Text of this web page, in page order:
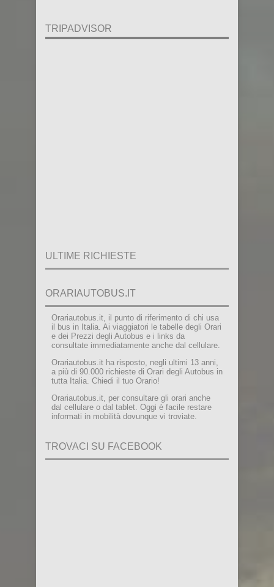
TRIPADVISOR
ULTIME RICHIESTE
ORARIAUTOBUS.IT
Orariautobus.it, il punto di riferimento di chi usa
il bus in Italia. Ai viaggiatori le tabelle degli Orari
e dei Prezzi degli Autobus e i links da
consultate immediatamente anche dal cellulare.
Orariautobus.it ha risposto, negli ultimi 13 anni,
a più di 90.000 richieste di Orari degli Autobus in
tutta Italia. Chiedi il tuo Orario!
Orariautobus.it, per consultare gli orari anche
dal cellulare o dal tablet. Oggi è facile restare
informati in mobilità dovunque vi troviate.
TROVACI SU FACEBOOK